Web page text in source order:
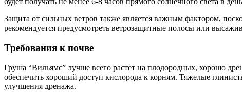
Защита от сильных ветров также является важным фактором,
рекомендуется предусмотреть ветрозащитные полосы или
Требования к почве
Груша “Вильямс” лучше всего растет на плодородных, хорошо
обеспечить хороший доступ кислорода к корням. Тяжелые
улучшения дренажа.